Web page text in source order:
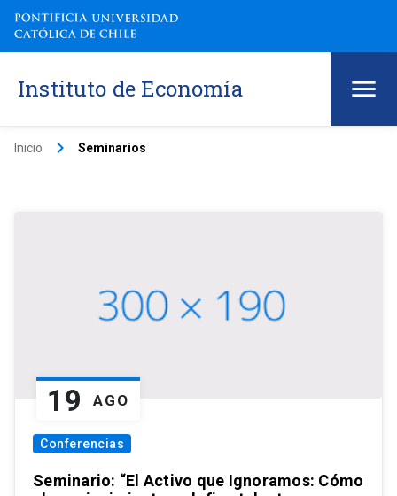
Instituto de Economía
Inicio keyboard_arrow_right Seminarios
19 AGO
Conferencias
Seminario: “El Activo que Ignoramos: Cómo